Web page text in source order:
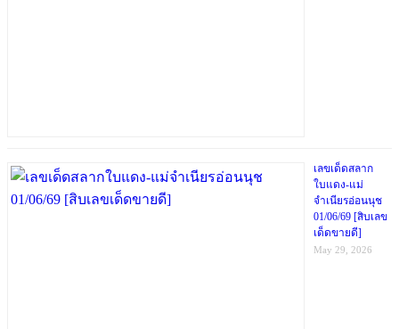
เลขเด็ดสลาก
ใบแดง-แม่
จำเนียรอ่อนนุช
01/06/69 [สิบเลข
เด็ดขายดี]
May 29, 2026